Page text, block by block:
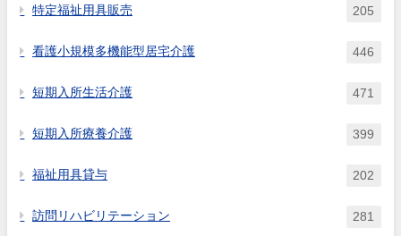
特定福祉用具販売 205
看護小規模多機能型居宅介護 446
短期入所生活介護 471
短期入所療養介護 399
福祉用具貸与 202
訪問リハビリテーション 281